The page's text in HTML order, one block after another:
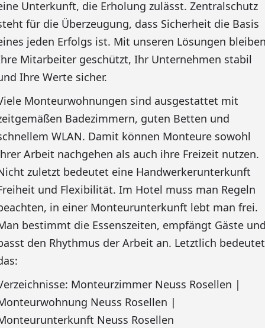
Unterkunft, die Erholung zulässt. Zentralschutz
für die Überzeugung, dass Sicherheit die Basis
jeden Erfolgs ist. Mit unseren Lösungen
Mitarbeiter geschützt, Ihr Unternehmen stabil
Ihre Werte sicher.
Monteurwohnungen sind ausgestattet mit
Badezimmern, guten Betten und
WLAN. Damit können Monteure sowohl
Arbeit nachgehen als auch ihre Freizeit nutzen.
zuletzt bedeutet eine Handwerkerunterkunft
und Flexibilität. Im Hotel muss man Regeln
in einer Monteurunterkunft lebt man frei.
bestimmt die Essenszeiten, empfängt Gäste
den Rhythmus der Arbeit an. Letztlich bedeutet
Monteurzimmer Neuss Rosellen |
Neuss Rosellen |
Neuss Rosellen